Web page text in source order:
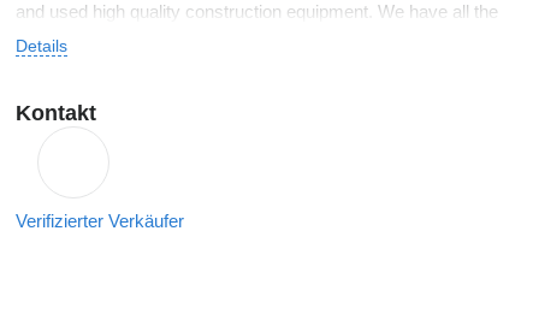
and used high quality construction equipment. We have all the
facilities to deliver all kinds of construction equipment to your
of sold construction equipment all over the world.
Details
Kontakt
Verifizierter Verkäufer